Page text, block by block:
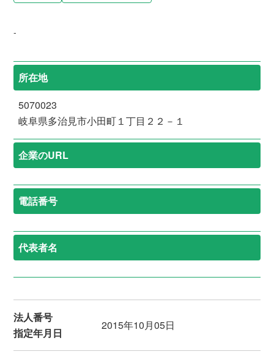
-
所在地
5070023
岐阜県多治見市小田町１丁目２２－１
企業のURL
電話番号
代表者名
法人番号
指定年月日
2015年10月05日